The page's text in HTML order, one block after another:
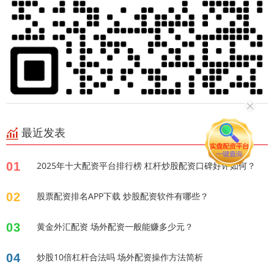
最近发表
01 2025年十大配资平台排行榜 杠杆炒股配资口碑好评如何？
02 股票配资排名APP下载 炒股配资软件有哪些？
03 黄金外汇配资 场外配资一般能赚多少元？
04 炒股10倍杠杆合法吗 场外配资操作方法简析